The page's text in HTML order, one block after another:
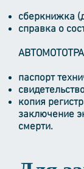
сберкнижка
справка о
паспорт
копия
заключение
смерти.